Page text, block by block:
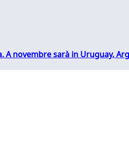
A novembre sarà in Uruguay,